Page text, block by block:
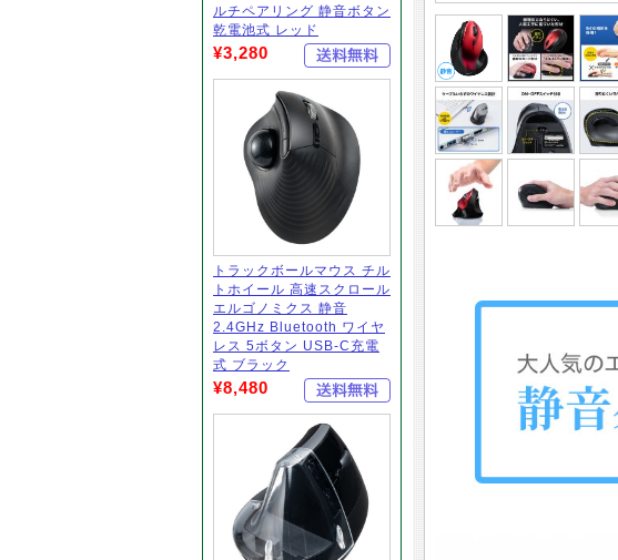
ルチペアリング 静音ボタン
乾電池式 レッド
¥3,280
トラックボールマウス チル
トホイール 高速スクロール
エルゴノミクス 静音
2.4GHz Bluetooth ワイヤ
レス 5ボタン USB-C充電
式 ブラック
¥8,480